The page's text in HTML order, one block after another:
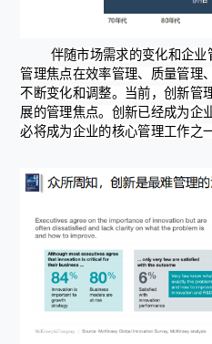
伴随市场需求的变化和企
管理焦点在效率管理、质量管理
不断变化和调整。当前，创新管
展的管理焦点。创新已经成为企
必将成为企业的核心管理工作之一